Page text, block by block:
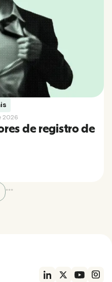
2026
de registro de
...